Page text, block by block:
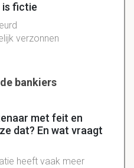
is fictie
verzonnen
bankiers
met feit en
dat? En wat vraagt
heeft vaak meer